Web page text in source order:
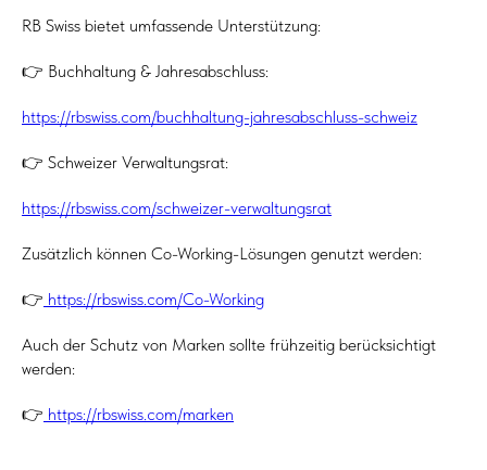
RB Swiss bietet umfassende Unterstützung:
👉 Buchhaltung & Jahresabschluss:
https://rbswiss.com/buchhaltung-jahresabschluss-schweiz
👉 Schweizer Verwaltungsrat:
https://rbswiss.com/schweizer-verwaltungsrat
Zusätzlich können Co-Working-Lösungen genutzt werden:
👉 https://rbswiss.com/Co-Working
Auch der Schutz von Marken sollte frühzeitig berücksichtigt
werden:
👉 https://rbswiss.com/marken